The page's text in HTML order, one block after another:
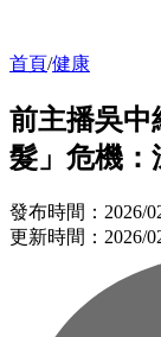
首頁/健康
前主播吳中
髮」危機：
發布時間：2026/
更新時間：2026/